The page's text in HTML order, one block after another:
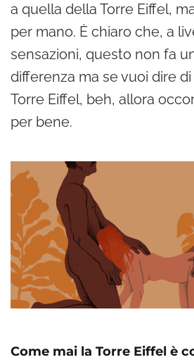
a quella della Torre Eiffel,
per mano. È chiaro che, a
sensazioni, questo non fa
differenza ma se vuoi dire
Torre Eiffel, beh, allora
per bene.
Come mai la Torre Eiffel è